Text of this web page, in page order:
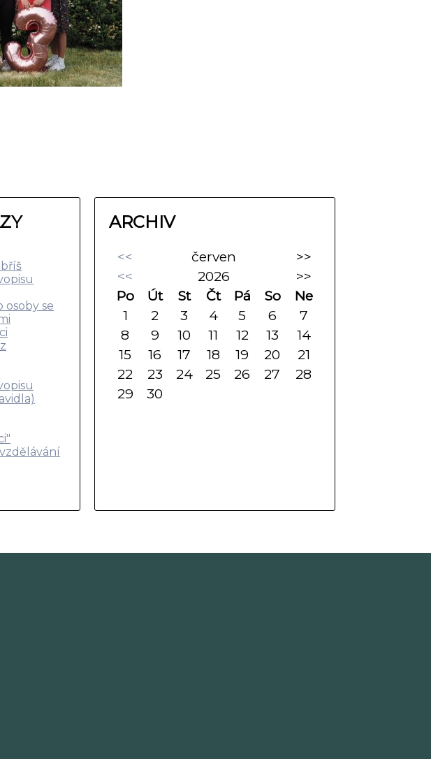
se
ARCHIV
<< červen
>>
<<
2026
>>
Po
Út St Čt Pá So
Ne
1
2 3 4 5 6
7
8
9 10 11 12 13
14
15
16 17 18 19 20
21
22
23 24 25 26 27
28
29
30